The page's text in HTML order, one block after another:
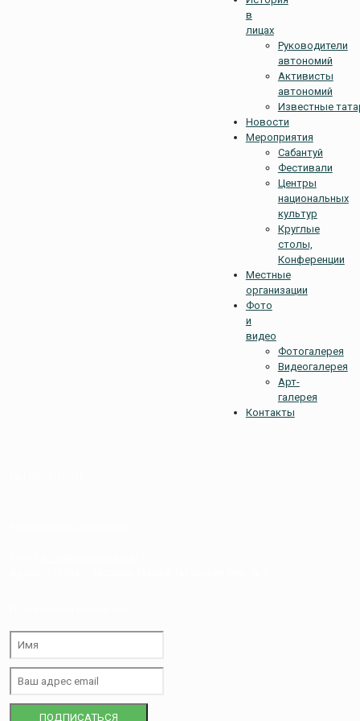
в
лицах
Руководители
автономий
Активисты
автономий
Известные
Новости
Мероприятия
Сабантуй
Фестивали
Центры
национальных
культур
Круглые
столы,
Конференции
Местные
организации
Фото
и
видео
Фотогалерея
Видеогалерея
Арт-
галерея
Контакты